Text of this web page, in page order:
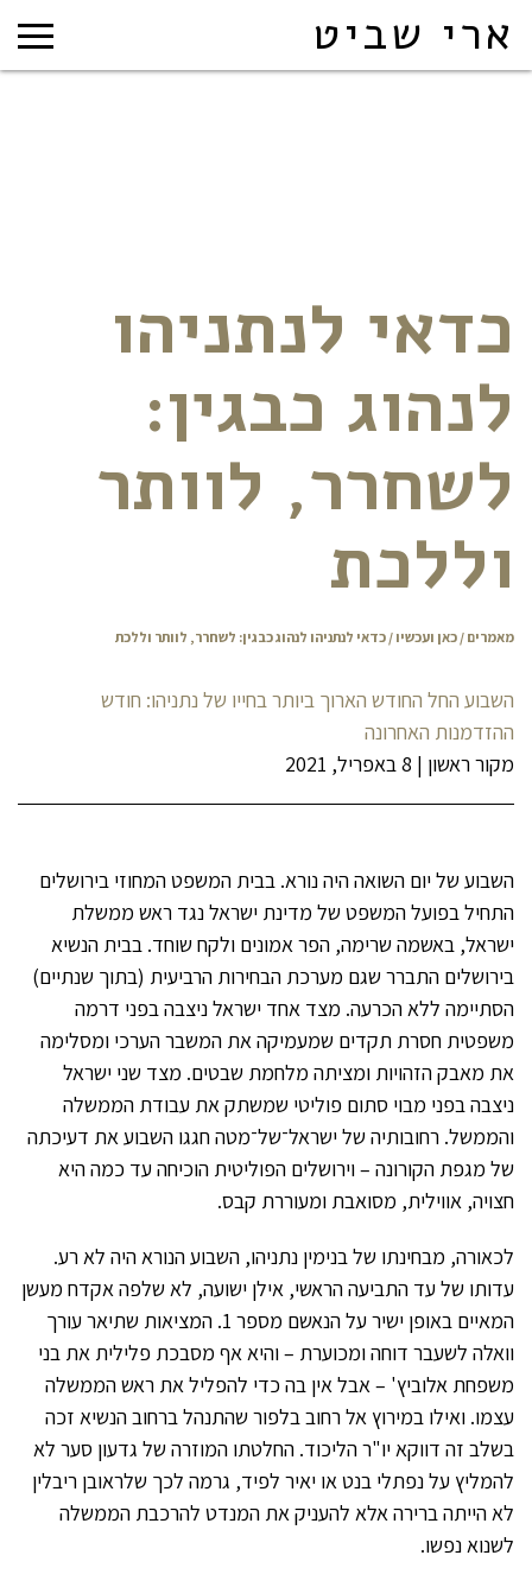
ארי שביט
כדאי לנתניהו
לנהוג כבגין:
לשחרר, לוותר
וללכת
מאמרים / כאן ועכשיו / כדאי לנתניהו לנהוג כבגין: לשחרר, לוותר וללכת
השבוע החל החודש הארוך ביותר בחייו של נתניהו: חודש
ההזדמנות האחרונה
מקור ראשון | 8 באפריל, 2021
השבוע של יום השואה היה נורא. בבית המשפט המחוזי בירושלים
התחיל בפועל המשפט של מדינת ישראל נגד ראש ממשלת
ישראל, באשמה שרימה, הפר אמונים ולקח שוחד. בבית הנשיא
בירושלים התברר שגם מערכת הבחירות הרביעית (בתוך שנתיים)
הסתיימה ללא הכרעה. מצד אחד ישראל ניצבה בפני דרמה
משפטית חסרת תקדים שמעמיקה את המשבר הערכי ומסלימה
את מאבק הזהויות ומציתה מלחמת שבטים. מצד שני ישראל
ניצבה בפני מבוי סתום פוליטי שמשתק את עבודת הממשלה
והממשל. רחובותיה של ישראל־של־מטה חגגו השבוע את דעיכתה
של מגפת הקורונה – וירושלים הפוליטית הוכיחה עד כמה היא
חצויה, אווילית, מסואבת ומעוררת קבס.
לכאורה, מבחינתו של בנימין נתניהו, השבוע הנורא היה לא רע.
עדותו של עד התביעה הראשי, אילן ישועה, לא שלפה אקדח מעשן
המאיים באופן ישיר על הנאשם מספר 1. המציאות שתיאר עורך
וואלה לשעבר דוחה ומכוערת – והיא אף מסבכת פלילית את בני
משפחת אלוביץ' – אבל אין בה כדי להפליל את ראש הממשלה
עצמו. ואילו במירוץ אל רחוב בלפור שהתנהל ברחוב הנשיא זכה
בשלב זה דווקא יו"ר הליכוד. החלטתו המוזרה של גדעון סער לא
להמליץ על נפתלי בנט או יאיר לפיד, גרמה לכך שלראובן ריבלין
לא הייתה ברירה אלא להעניק את המנדט להרכבת הממשלה
לשנוא נפשו.